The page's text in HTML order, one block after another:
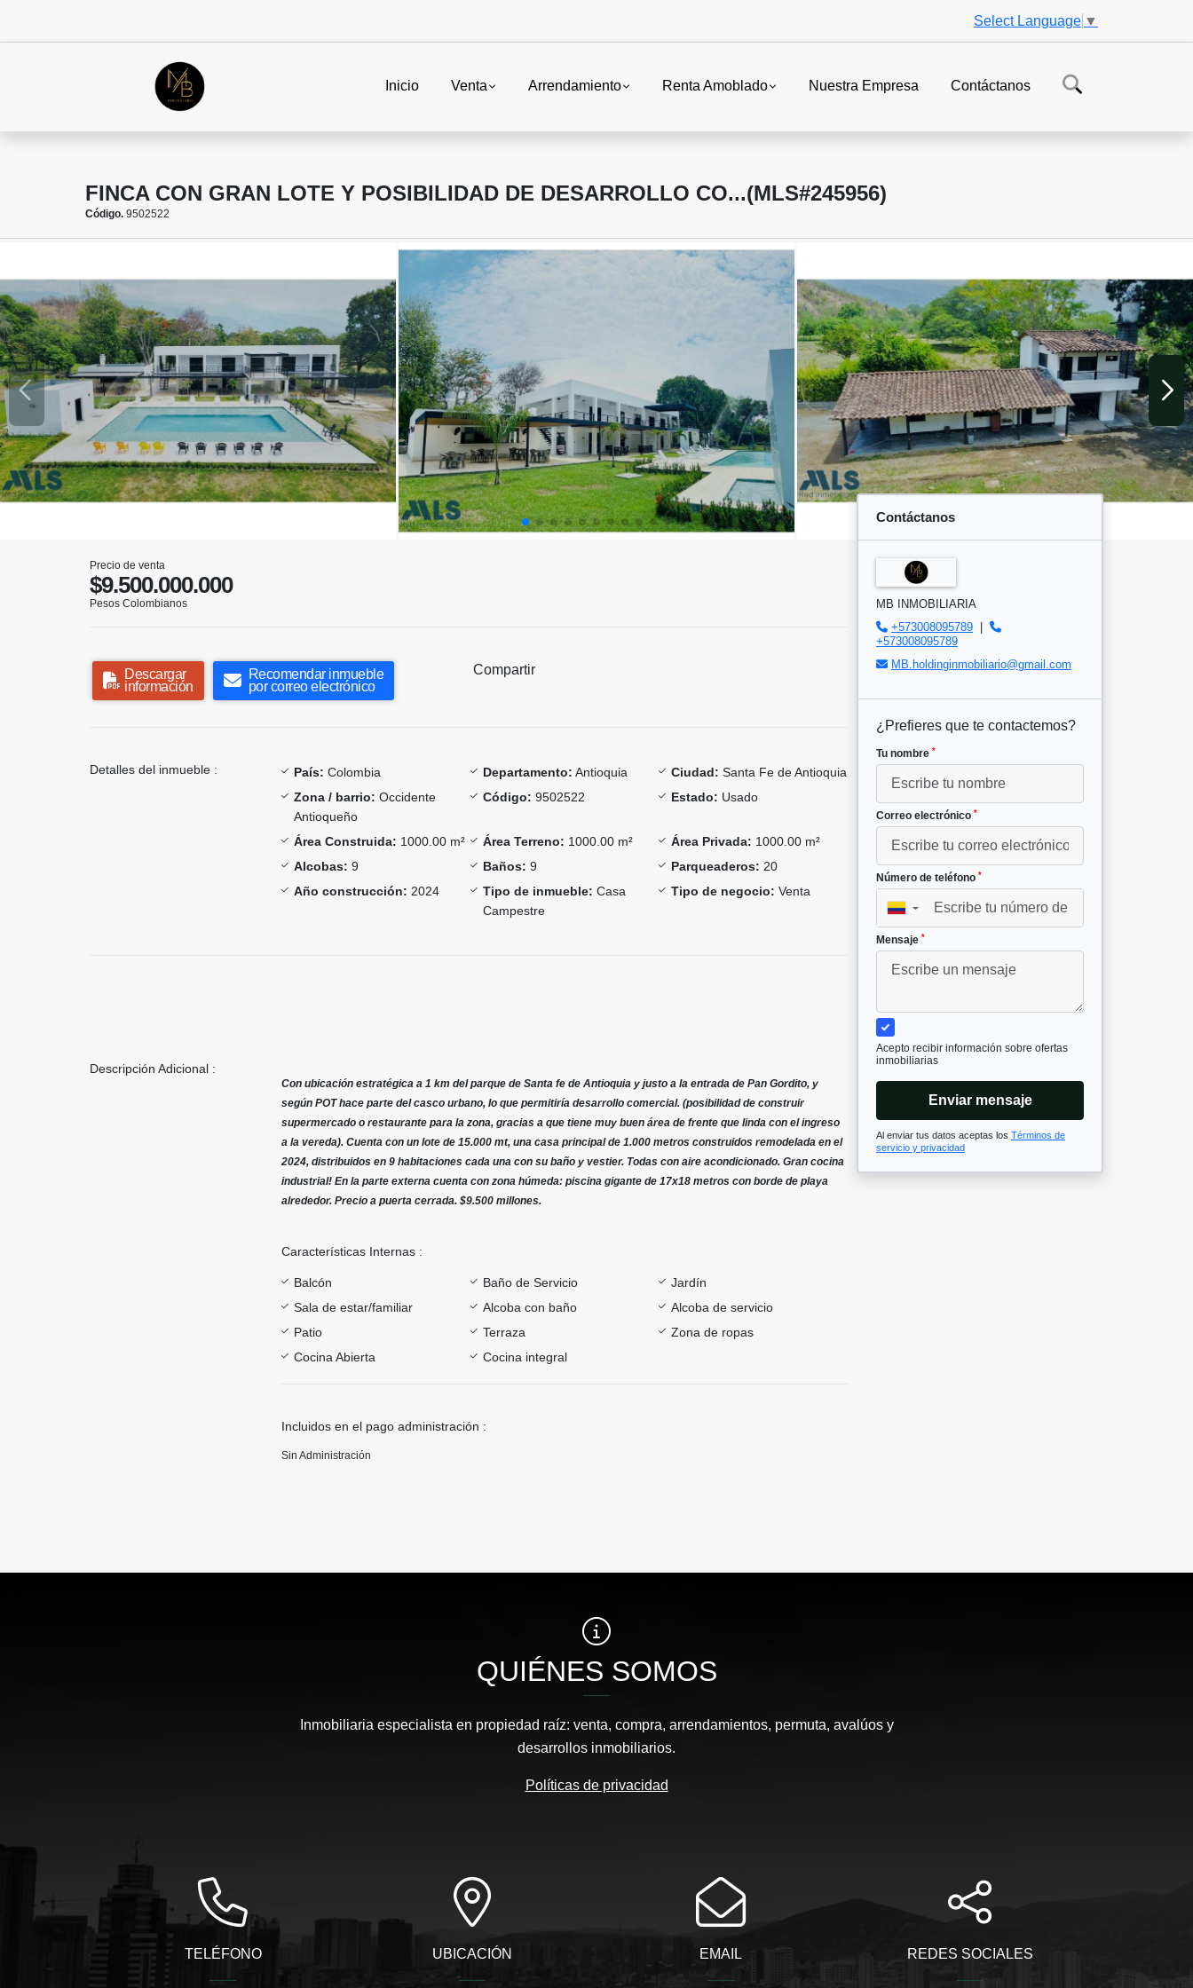
Select Language ▼
Inicio Venta Arrendamiento Renta Amoblado Nuestra Empresa Contáctanos
FINCA CON GRAN LOTE Y POSIBILIDAD DE DESARROLLO CO...(MLS#245956)
Código. 9502522
Precio de venta
$9.500.000.000
Pesos Colombianos
Descargar
información
Recomendar inmueble
por correo electrónico
Compartir
Detalles del inmueble : País: Colombia Departamento: Antioquia Ciudad: Santa Fe de Antioquia
Zona / barrio: Occidente
Antioqueño
Código: 9502522 Estado: Usado
Área Construida: 1000.00 m² Área Terreno: 1000.00 m² Área Privada: 1000.00 m²
Alcobas: 9 Baños: 9 Parqueaderos: 20
Año construcción: 2024 Tipo de inmueble: Casa
Campestre
Tipo de negocio: Venta
Descripción Adicional :
Con ubicación estratégica a 1 km del parque de Santa fe de Antioquia y justo a la entrada de Pan Gordito, y
según POT hace parte del casco urbano, lo que permitiría desarrollo comercial. (posibilidad de construir
supermercado o restaurante para la zona, gracias a que tiene muy buen área de frente que linda con el ingreso
a la vereda). Cuenta con un lote de 15.000 mt, una casa principal de 1.000 metros construidos remodelada en el
2024, distribuidos en 9 habitaciones cada una con su baño y vestier. Todas con aire acondicionado. Gran cocina
industrial! En la parte externa cuenta con zona húmeda: piscina gigante de 17x18 metros con borde de playa
alrededor. Precio a puerta cerrada. $9.500 millones.
Características Internas :
Balcón Baño de Servicio
Jardín
Sala de estar/familiar
Alcoba con baño
Alcoba de servicio
Patio
Terraza
Zona de ropas
Cocina Abierta
Cocina integral
Incluidos en el pago administración :
Sin Administración
Contáctanos
MB INMOBILIARIA
+573008095789
+573008095789
MB.holdinginmobiliario@gmail.com
¿Prefieres que te contactemos?
Tu nombre *
Correo electrónico *
Número de teléfono *
▼
Mensaje *
Acepto recibir información sobre ofertas
inmobiliarias
Enviar mensaje
Al enviar tus datos aceptas los Términos de
servicio y privacidad
QUIÉNES SOMOS
Inmobiliaria especialista en propiedad raíz: venta, compra, arrendamientos, permuta, avalúos y
desarrollos inmobiliarios.
Políticas de privacidad
TELÉFONO UBICACIÓN EMAIL REDES SOCIALES